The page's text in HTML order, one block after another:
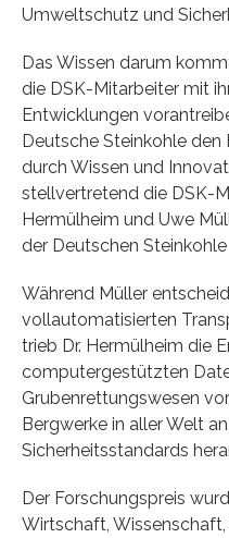
Umweltschutz und
Das Wissen darum
die DSK-Mitarbeiter mit
Entwicklungen
Deutsche Steinkohle den
durch Wissen und
stellvertretend die DSK-
Hermülheim und Uwe
der Deutschen
Während Müller
vollautomatisierten
trieb Dr. Hermülheim die
computergestützten
Grubenrettungswesen
Bergwerke in aller Welt
Sicherheitsstandards
Der Forschungspreis
Wirtschaft,